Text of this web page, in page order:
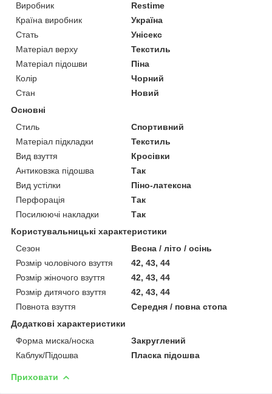
Виробник
Restime
Країна виробник
Україна
Стать
Унісекс
Матеріал верху
Текстиль
Матеріал підошви
Піна
Колір
Чорний
Стан
Новий
Основні
Стиль
Спортивний
Матеріал підкладки
Текстиль
Вид взуття
Кросівки
Антиковзка підошва
Так
Вид устілки
Піно-латексна
Перфорація
Так
Посилюючі накладки
Так
Користувальницькі характеристики
Сезон
Весна / літо / осінь
Розмір чоловічого взуття
42, 43, 44
Розмір жіночого взуття
42, 43, 44
Розмір дитячого взуття
42, 43, 44
Повнота взуття
Середня / повна стопа
Додаткові характеристики
Форма миска/носка
Закруглений
Каблук/Підошва
Пласка підошва
Приховати